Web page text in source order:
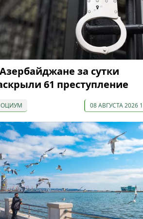
за сутки
61 преступление
08 АВГУСТА 2026